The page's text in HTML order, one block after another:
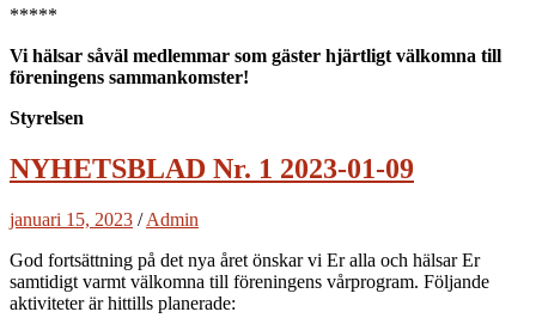
*****
Vi hälsar såväl medlemmar som gäster hjärtligt välkomna till
föreningens sammankomster!
Styrelsen
NYHETSBLAD Nr. 1 2023-01-09
januari 15, 2023 /Admin
God fortsättning på det nya året önskar vi Er alla och hälsar Er
samtidigt varmt välkomna till föreningens vårprogram. Följande
aktiviteter är hittills planerade: